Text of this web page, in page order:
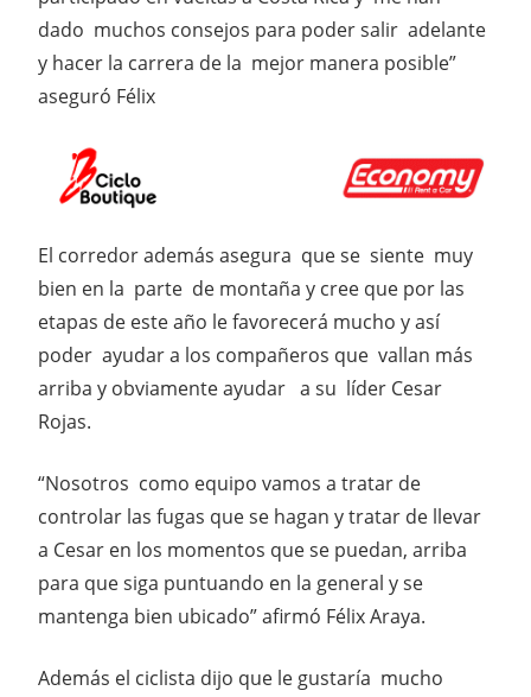
dado muchos consejos para poder salir adelante
y hacer la carrera de la mejor manera posible”
aseguró Félix
El corredor además asegura que se siente muy
bien en la parte de montaña y cree que por las
etapas de este año le favorecerá mucho y así
poder ayudar a los compañeros que vallan más
arriba y obviamente ayudar a su líder Cesar
Rojas.
“Nosotros como equipo vamos a tratar de
controlar las fugas que se hagan y tratar de llevar
a Cesar en los momentos que se puedan, arriba
para que siga puntuando en la general y se
mantenga bien ubicado” afirmó Félix Araya.
Además el ciclista dijo que le gustaría mucho